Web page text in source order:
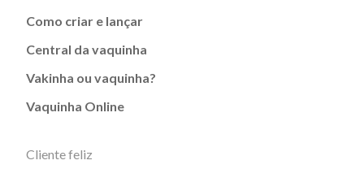
Como criar e lançar
Central da vaquinha
Vakinha ou vaquinha?
Vaquinha Online
Cliente feliz